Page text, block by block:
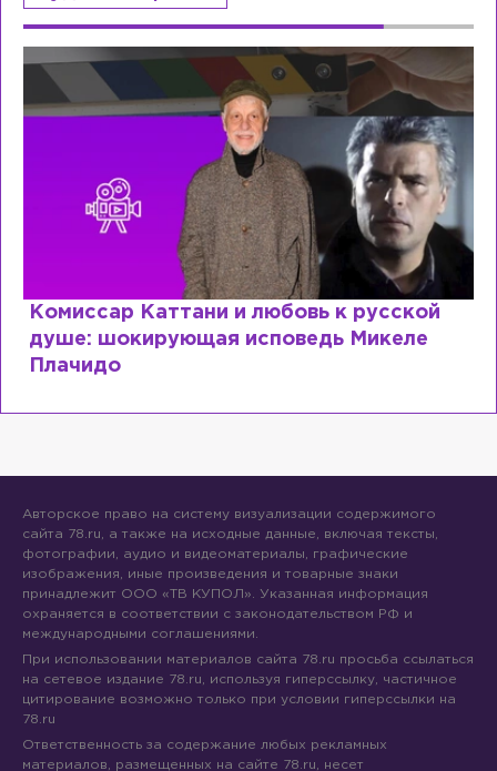
к русской
Микеле
Специалист с напрасным
почему мир разочаровался
Авторское право на систему визуализации содержимого
сайта 78.ru, а также на исходные данные, включая тексты,
фотографии, аудио и видеоматериалы, графические
изображения, иные произведения и товарные знаки
принадлежит ООО «ТВ КУПОЛ». Указанная информация
охраняется в соответствии с законодательством РФ и
международными соглашениями.
При использовании материалов сайта 78.ru просьба ссылаться
на сетевое издание 78.ru, используя гиперссылку, частичное
цитирование возможно только при условии гиперссылки на
78.ru
Ответственность за содержание любых рекламных
материалов, размещенных на сайте 78.ru, несет